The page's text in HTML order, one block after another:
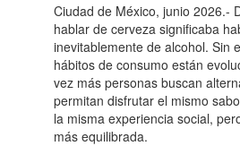
Ciudad de México, junio 2026.-
hablar de cerveza significaba
inevitablemente de alcohol. Sin
hábitos de consumo están
vez más personas buscan
permitan disfrutar el mismo
la misma experiencia social,
más equilibrada.